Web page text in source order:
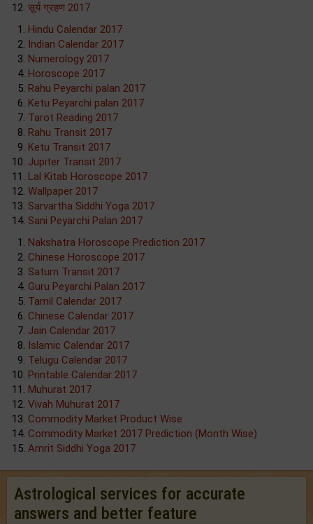
सूर्य ग्रहण 2017
Hindu Calendar 2017
Indian Calendar 2017
Numerology 2017
Horoscope 2017
Rahu Peyarchi palan 2017
Ketu Peyarchi palan 2017
Tarot Reading 2017
Rahu Transit 2017
Ketu Transit 2017
Jupiter Transit 2017
Lal Kitab Horoscope 2017
Wallpaper 2017
Sarvartha Siddhi Yoga 2017
Sani Peyarchi Palan 2017
Nakshatra Horoscope Prediction 2017
Chinese Horoscope 2017
Saturn Transit 2017
Guru Peyarchi Palan 2017
Tamil Calendar 2017
Chinese Calendar 2017
Jain Calendar 2017
Islamic Calendar 2017
Telugu Calendar 2017
Printable Calendar 2017
Muhurat 2017
Vivah Muhurat 2017
Commodity Market Product Wise
Commodity Market 2017 Prediction (Month Wise)
Amrit Siddhi Yoga 2017
Astrological services for accurate
answers and better feature